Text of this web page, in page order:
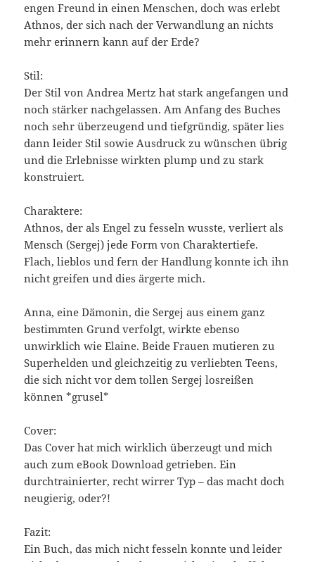
engen Freund in einen Menschen, doch was erlebt
Athnos, der sich nach der Verwandlung an nichts
mehr erinnern kann auf der Erde?
Stil:
Der Stil von Andrea Mertz hat stark angefangen und
noch stärker nachgelassen. Am Anfang des Buches
noch sehr überzeugend und tiefgründig, später lies
dann leider Stil sowie Ausdruck zu wünschen übrig
und die Erlebnisse wirkten plump und zu stark
konstruiert.
Charaktere:
Athnos, der als Engel zu fesseln wusste, verliert als
Mensch (Sergej) jede Form von Charaktertiefe.
Flach, lieblos und fern der Handlung konnte ich ihn
nicht greifen und dies ärgerte mich.
Anna, eine Dämonin, die Sergej aus einem ganz
bestimmten Grund verfolgt, wirkte ebenso
unwirklich wie Elaine. Beide Frauen mutieren zu
Superhelden und gleichzeitig zu verliebten Teens,
die sich nicht vor dem tollen Sergej losreißen
können *grusel*
Cover:
Das Cover hat mich wirklich überzeugt und mich
auch zum eBook Download getrieben. Ein
durchtrainierter, recht wirrer Typ – das macht doch
neugierig, oder?!
Fazit:
Ein Buch, das mich nicht fesseln konnte und leider